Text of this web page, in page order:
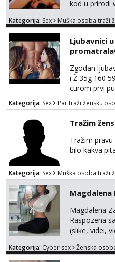
kod u prirodi
jer nisam
za brz
Kategorija: Sex Muška osoba traži
Ljubavnici
Zgodan
i Ž 35g 160
curom prvi
curu koja bi
žestok
mora.Bitno
bez
razmjeniti,ali
goo smo do
Kategorija: Sex Par traži žensku
Tražim
Tražim
bilo kakva
Kategorija: Sex Muška osoba traži
Magdalena
Raspozena
(slike, videi,
oglasu su
Kategorija: Cyber sex Ženska